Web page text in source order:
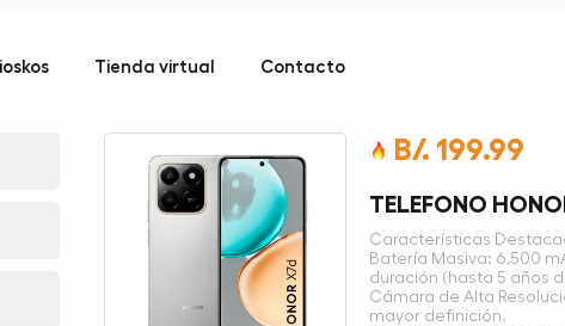
Tienda virtual Contacto
B/. 199.99
TELEFONO
Características
Batería Masiva: 6,500
duración (hasta 5 años
Cámara de Alta
mayor definición.